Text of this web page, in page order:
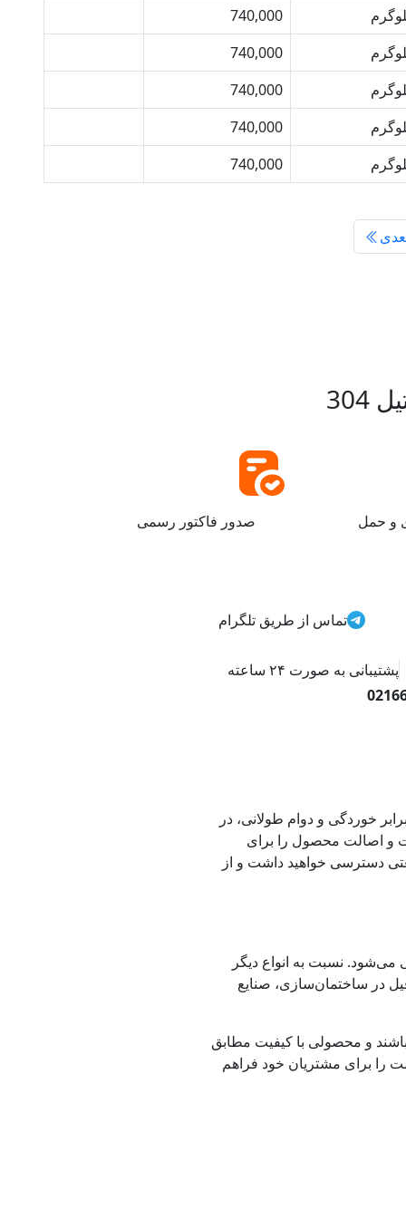
740,000
740,000
740,000
740,000
740,000
و حمل صدور فاکتور رسمی
تماس از طریق تلگرام
پشتیبانی به صورت ۲۴ ساعته
برابر خوردگی و دوام طولانی، در
فرامتال تضمین کیفیت و اصالت محصول را برای
دسترسی خواهید داشت و از
می‌شود. نسبت به انواع دیگر
در ساختمان‌سازی، صنایع
بهتری داشته باشند و محصولی با کیفیت مطابق
را برای مشتریان خود فراهم